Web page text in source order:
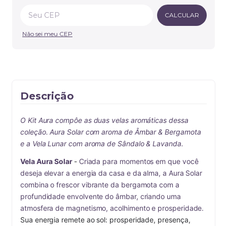
Alterar CEP
CALCULAR
Não sei meu CEP
Descrição
O Kit Aura compôe as duas velas aromáticas dessa
coleção. Aura Solar com aroma de Âmbar & Bergamota
e a Vela Lunar com aroma de Sândalo & Lavanda.
Vela Aura Solar - Criada para momentos em que você
deseja elevar a energia da casa e da alma, a Aura Solar
combina o frescor vibrante da bergamota com a
profundidade envolvente do âmbar, criando uma
Sua energia remete ao sol: prosperidade, presença,